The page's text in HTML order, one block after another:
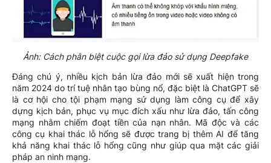
Ảnh: Cách phân biệt cuộc gọi lừa đảo sử dụng Deepfake
Đáng chú ý, nhiều kịch bản lừa đảo mới sẽ xuất hiện trong
năm 2024 do trí tuệ nhân tạo bùng nổ, đặc biệt là ChatGPT sẽ
là cơ hội cho tội phạm mạng sử dụng làm công cụ để xây
dựng kịch bản, phục vụ mục đích xấu như lừa đảo, tấn công
mạng nhằm chiếm đoạt tiền của nạn nhân. Mã độc và các
công cụ khai thác lỗ hổng sẽ được trang bị thêm AI để tăng
khả năng khai thác lỗ hổng cũng như giúp qua mặt các giải
pháp an ninh mạng.